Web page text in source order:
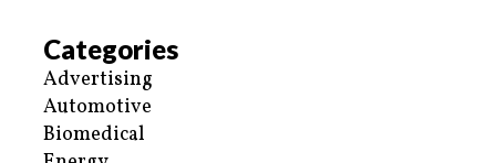
Categories
Advertising
Automotive
Biomedical